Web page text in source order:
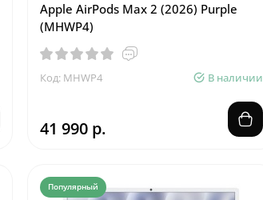
Apple AirPods Max 2 (2026) Purple
(MHWP4)
Код: MHWP4 В наличии
41 990 р.
Популярный